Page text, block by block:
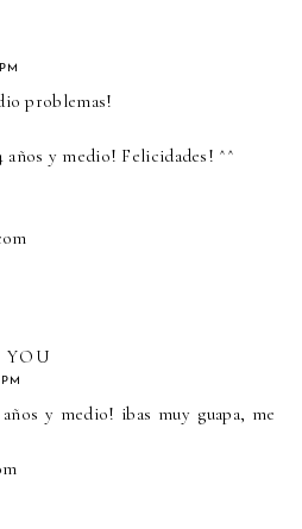
problemas!
y medio! Felicidades! ^^
YOU
y medio! ibas muy guapa, me